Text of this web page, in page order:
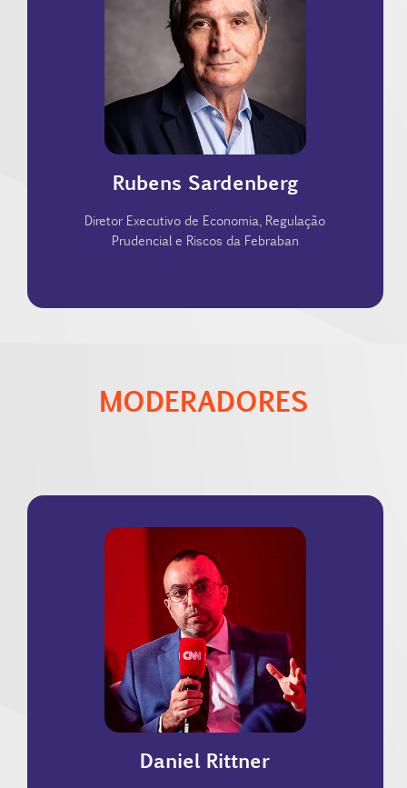
Rubens Sardenberg
Diretor Executivo de Economia, Regulação
Prudencial e Riscos da Febraban
Economista formado pela Faculdade de Economia
e Administração (FEA-USP), em 1982. Foi Diretor
Financeiro e de Relações com Investidores do
Banco Nossa Caixa (2003/2007), quando
coordenou o processo de abertura de capital (IPO)
da instituição. Entre maio de 2000 e dezembro de
2002 ocupou o cargo de Secretário-Adjunto do
Tesouro Nacional, sendo o responsável pela
gestão da dívida pública do Governo Federal
MODERADORES
Daniel Rittner
programa WW. Atuou por 22 anos como repórter
especial, colunista e correspondente internacional
do Valor Econômico. Cobriu eleições na América
Latina, cúpulas do G20 e oito edições do Fórum
Econômico Mundial em Davos.